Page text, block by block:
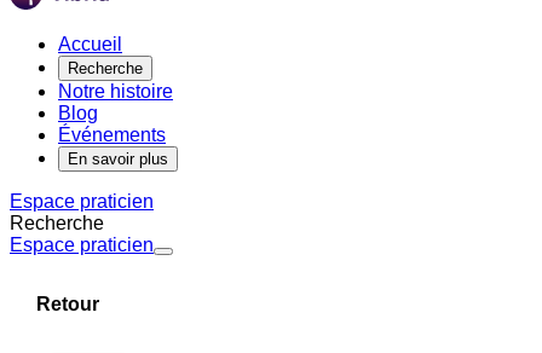
Accueil
Recherche
Notre histoire
Blog
Événements
En savoir plus
Espace praticien
Recherche
Espace praticien
Retour